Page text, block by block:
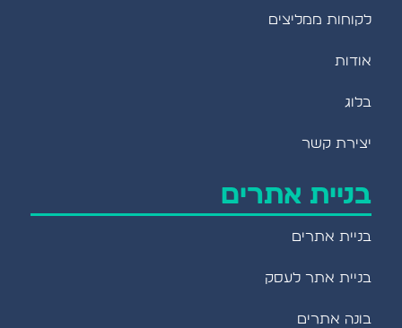
לקוחות ממליצים
אודות
בלוג
יצירת קשר
בניית אתרים
בניית אתרים
בניית אתר לעסק
בונה אתרים